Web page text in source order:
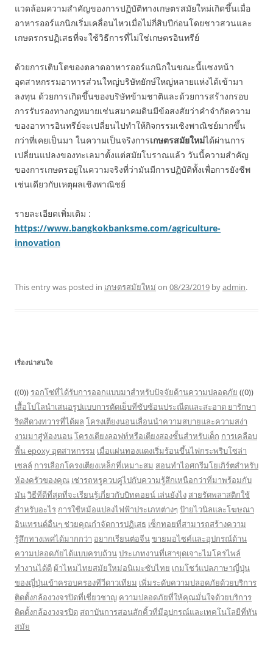
แวดล้อมความสำคัญของการปฏิบัติทางเกษตรสมัยใหม่เกิดขึ้นเมื่อ
อาหารออร์แกนิกเริ่มเคลื่อนไหวเมื่อไม่กี่สิบปีก่อนโดยชาวสวนและ
เกษตรกรปฏิเสธที่จะใช้วิธีการที่ไม่ใช่เกษตรอินทรีย์
ด้วยการเติบโตของตลาดอาหารออร์แกนิกในขณะนี้แซงหน้า
อุตสาหกรรมอาหารส่วนใหญ่บริษัทยักษ์ใหญ่หลายแห่งได้เข้ามา
ลงทุน ด้วยการเกิดขึ้นของบริษัทข้ามชาติและด้วยการสร้างกรอบ
การรับรองทางกฎหมายเช่นสมาคมดินมีข้อสงสัยว่าคำจำกัดความ
ของอาหารอินทรีย์จะเปลี่ยนไปทำให้กิจกรรมเชิงพาณิชย์มากขึ้น
กว่าที่เคยเป็นมา ในความเป็นจริงการเกษตรสมัยใหม่ได้ผ่านการ
เปลี่ยนแปลงของทะเลมาตั้งแต่สมัยโบราณแล้ว วันนี้ความสำคัญ
ของการเกษตรอยู่ในความจริงที่ว่ามันมีการปฏิบัติทั้งเพื่อการยังชีพ
เช่นเดียวกับเหตุผลเชิงพาณิชย์
รายละเอียดเพิ่มเติม :
https://www.bangkokbanksme.com/agriculture-
innovation
This entry was posted in เกษตรสมัยใหม่ on 08/23/2019 byadmin.
เรื่องน่าสนใจ
((0)) รอกโซ่ที่ได้รับการออกแบบมาสำหรับปัจจัยด้านความปลอดภัย ((0))
เสื้อโปโลนำเสนอรูปแบบการตัดเย็บที่ซับซ้อนประณีตและสะอาด ยารักษา
ริดสีดวงทวารที่ได้ผล โครงเตียงนอนเลื่อนนำความสบายและความสง่า
งามมาสู่ห้องนอนโครงเตียงลอฟท์หรือเตียงสองชั้นสำหรับเด็ก การเคลือบ
พื้น epoxy อุตสาหกรรม เมื่อแผ่นทองแดงเริ่มร้อนขึ้นไฟกระพริบโซล่า
เซลล์ การเลือกโครงเตียงเหล็กที่เหมาะสม สอนทำไอศกรีมโยเกิร์ตสำหรับ
ห้องครัวของคุณ เช่ารถหรูควบคู่ไปกับความรู้สึกเหนือกว่าที่มาพร้อมกับ
มันวิธีที่ดีที่สุดที่จะเรียนรู้เกี่ยวกับบิทคอยน์ เล่นยังไง สายรัดพลาสติกใช้
สำหรับอะไร การใช้หม้อแปลงไฟฟ้าประเภทต่างๆ ป้ายไวนิลและโฆษณา
อินเทรนด์อื่นๆ ช่วยคุณกำจัดการปฏิเสธ เซ็กทอยที่สามารถสร้างความ
รู้สึกทางเพศได้มากกว่า อยากเรียนต่อจีนขายมอไซค์และอุปกรณ์ด้าน
ความปลอดภัยได้แบบครบถ้วนประเภทงานที่เสาขุดเจาะไมโครไพล์
ทำงานได้ดี ผ้าไหมไทยสมัยใหม่อนิเมะซับไทย เกมโชว์แปลภาษาญี่ปุ่น
ของญี่ปุ่นเข้าครอบครองทีวีดาวเทียม เพิ่มระดับความปลอดภัยด้วยบริการ
ติดตั้งกล้องวงจรปิดที่เชี่ยวชาญ ความปลอดภัยที่ให้คุณมั่นใจด้วยบริการ
ติดตั้งกล้องวงจรปิด สถาบันการสอนสักคิ้วที่มีอุปกรณ์และเทคโนโลยีที่ทัน
สมัย